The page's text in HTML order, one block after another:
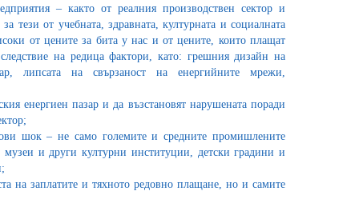
– както от реалния производствен сектор и
тези от учебната, здравната, културната и социалната
от цените за бита у нас и от цените, които плащат
на редица фактори, като: грешния дизайн на
липсата на свързаност на енергийните мрежи,
енергиен пазар и да възстановят нарушената поради
шок – не само големите и средните промишлените
и други културни институции, детски градини и
на заплатите и тяхното редовно плащане, но и самите